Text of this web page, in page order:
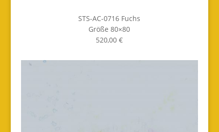
STS-AC-0716 Fuchs
Größe 80×80
520,00 €